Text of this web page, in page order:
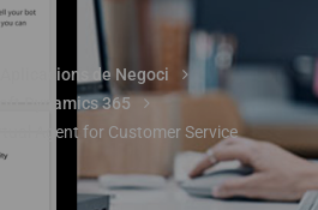
Aplicacions de Negoci
Dynamics 365
Agent for Customer Service